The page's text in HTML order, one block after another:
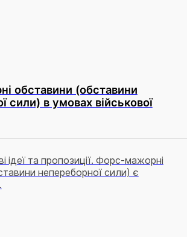
обставини (обставини
сили) в умовах військової
ідеї та пропозиції. Форс-мажорні
непереборної сили) є